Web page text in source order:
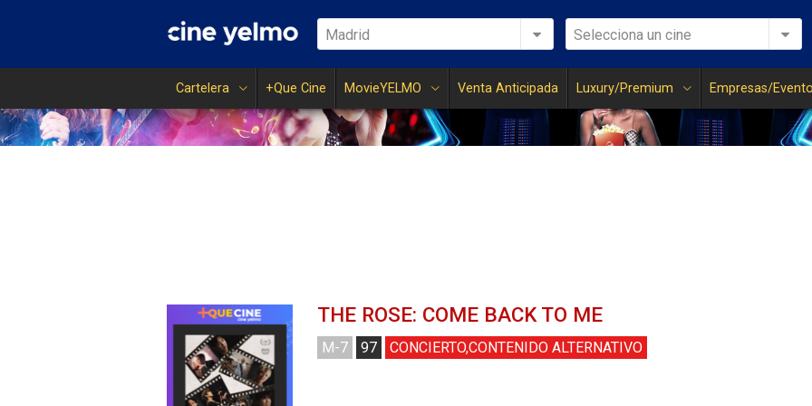
Madrid Selecciona un cine
Cartelera +Que Cine MovieYELMO Venta Anticipada Luxury/Premium Empresas/
THE ROSE: COME BACK TO ME
M-7 97 CONCIERTO,CONTENIDO ALTERNATIVO